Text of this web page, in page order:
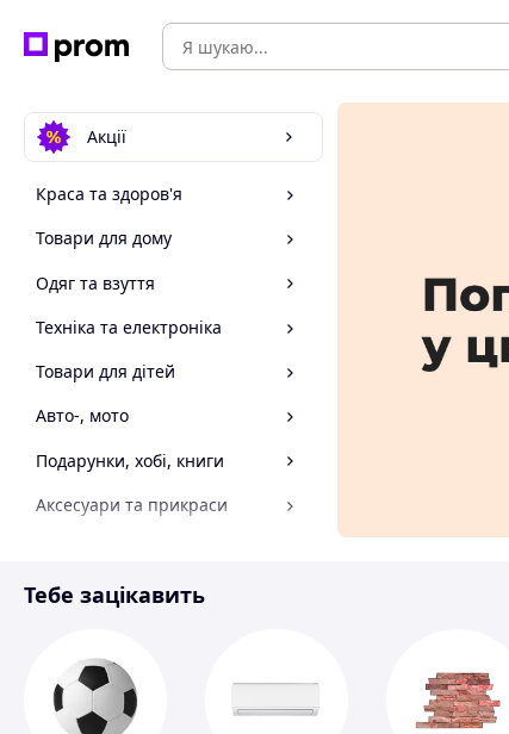
Акції
Краса та здоров'я
Товари для дому
Одяг та взуття
Техніка та електроніка
Товари для дітей
Авто-, мото
Подарунки, хобі, книги
Аксесуари та прикраси
Спорт і відпочинок
Тебе зацікавить